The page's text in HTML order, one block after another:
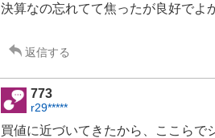
決算なの忘れてて焦ったが良好でよ
返信する
773
r29*****
買値に近づいてきたから、ここらで